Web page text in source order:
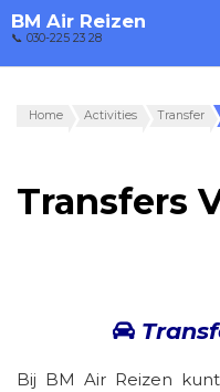
BM Air Reizen
📞 030-225 23 28
Home Activities Transfer
Transfers
Bij BM Air Reizen